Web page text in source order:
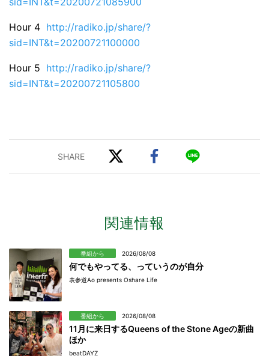
Hour 4 http://radiko.jp/share/?
sid=INT&t=20200721100000
Hour 5 http://radiko.jp/share/?
sid=INT&t=20200721105800
関連情報
番組から 2026/08/08
何でもやってる、っていうのが自分
表参道Ao presents Oshare Life
番組から 2026/08/08
11月に来日するQueens of the Stone Ageの新曲
ほか
beatDAYZ